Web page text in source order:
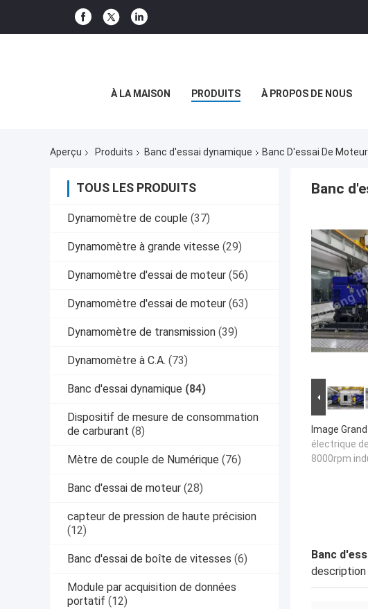
À LA MAISON PRODUITS À PROPOS DE NOUS
Aperçu Produits Banc d'essai dynamique Banc D'essai De
TOUS LES PRODUITS
Dynamomètre de couple (37)
Dynamomètre à grande vitesse (29)
Dynamomètre d'essai de moteur (56)
Dynamomètre d'essai de moteur (63)
Dynamomètre de transmission (39)
Dynamomètre à C.A. (73)
Banc d'essai dynamique (84)
Dispositif de mesure de consommation
de carburant (8)
Mètre de couple de Numérique (76)
Banc d'essai de moteur (28)
capteur de pression de haute précision
(12)
Banc d'essai de boîte de vitesses (6)
Module par acquisition de données
portatif (12)
Banc
Image Grand
électrique
8000rpm
Banc
description